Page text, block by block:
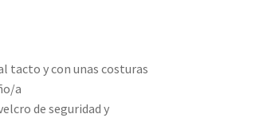
tacto y con unas costuras
a
de seguridad y